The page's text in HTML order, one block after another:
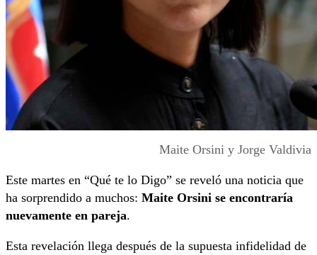
Maite Orsini y Jorge Valdivia
Este martes en “Qué te lo Digo” se reveló una noticia que
ha sorprendido a muchos: Maite Orsini se encontraría
nuevamente en pareja.
Esta revelación llega después de la supuesta infidelidad de